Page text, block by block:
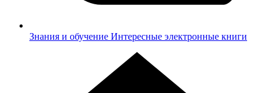
Знания и обучение Интересные электронные книги